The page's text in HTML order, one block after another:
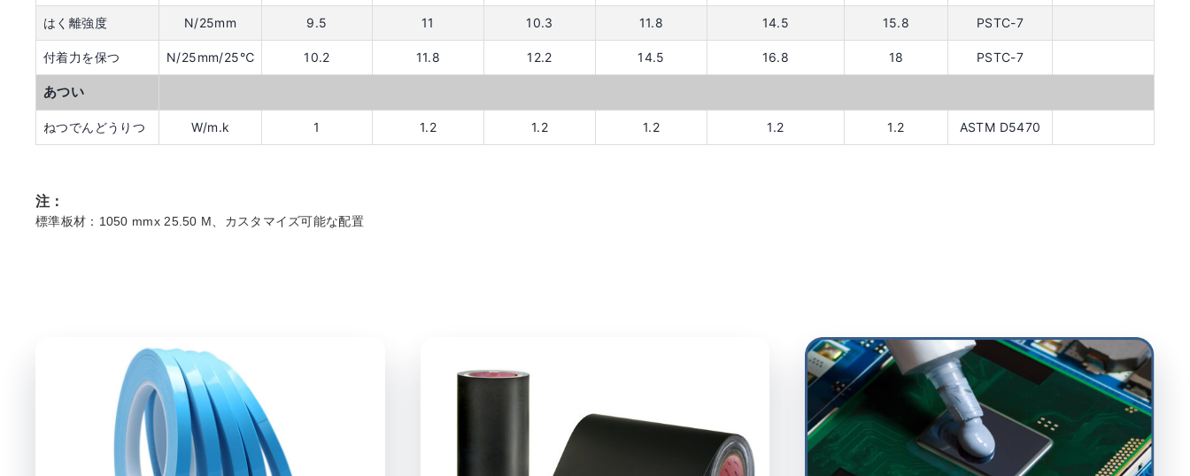
はく離強度 N/25mm 9.5 11 10.3 11.8 14.5 15.8 PSTC-7
付着力を保つ N/25mm/25℃ 10.2 11.8 12.2 14.5 16.8 18 PSTC-7
あつい
ねつでんどうりつ W/m.k 1 1.2 1.2 1.2 1.2 1.2 ASTM D5470
注：
標準板材：1050 mmx 25.50 M、カスタマイズ可能な配置